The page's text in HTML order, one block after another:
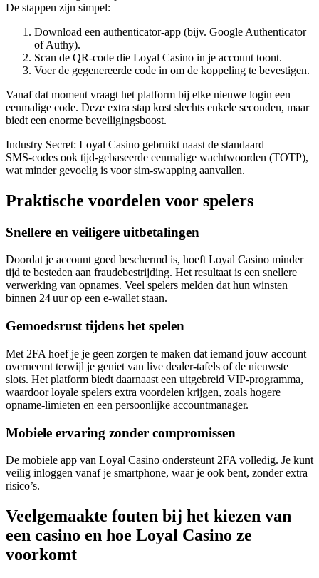
De stappen zijn simpel:
Download een authenticator‑app (bijv. Google Authenticator
of Authy).
Scan de QR‑code die Loyal Casino in je account toont.
Voer de gegenereerde code in om de koppeling te bevestigen.
Vanaf dat moment vraagt het platform bij elke nieuwe login een
eenmalige code. Deze extra stap kost slechts enkele seconden, maar
biedt een enorme beveiligingsboost.
Industry Secret: Loyal Casino gebruikt naast de standaard
SMS‑codes ook tijd‑gebaseerde eenmalige wachtwoorden (TOTP),
wat minder gevoelig is voor sim‑swapping aanvallen.
Praktische voordelen voor spelers
Snellere en veiligere uitbetalingen
Doordat je account goed beschermd is, hoeft Loyal Casino minder
tijd te besteden aan fraudebestrijding. Het resultaat is een snellere
verwerking van opnames. Veel spelers melden dat hun winsten
binnen 24 uur op een e‑wallet staan.
Gemoedsrust tijdens het spelen
Met 2FA hoef je je geen zorgen te maken dat iemand jouw account
overneemt terwijl je geniet van live dealer‑tafels of de nieuwste
slots. Het platform biedt daarnaast een uitgebreid VIP‑programma,
waardoor loyale spelers extra voordelen krijgen, zoals hogere
opname‑limieten en een persoonlijke accountmanager.
Mobiele ervaring zonder compromissen
De mobiele app van Loyal Casino ondersteunt 2FA volledig. Je kunt
veilig inloggen vanaf je smartphone, waar je ook bent, zonder extra
risico’s.
Veelgemaakte fouten bij het kiezen van
een casino en hoe Loyal Casino ze
voorkomt